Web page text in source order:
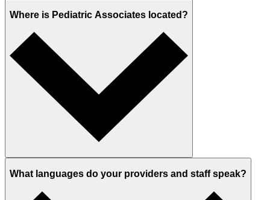
Where is Pediatric Associates located?
What languages do your providers and staff speak?